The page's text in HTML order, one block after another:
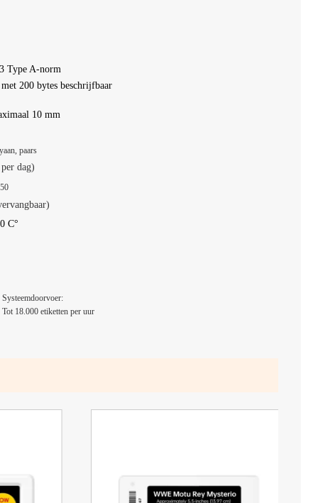
Type A-norm
200 bytes beschrijfbaar
10 mm
paars
dag)
C°
Systeemdoorvoer:
Tot 18.000 etiketten per uur